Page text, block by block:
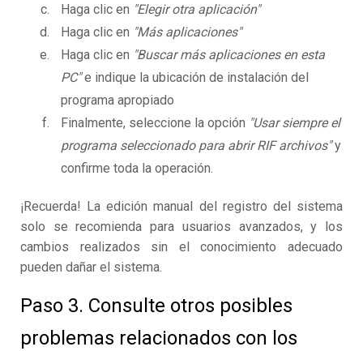
Haga clic en "Elegir otra aplicación"
Haga clic en "Más aplicaciones"
Haga clic en "Buscar más aplicaciones en esta
PC"e indique la ubicación de instalación del
programa apropiado
Finalmente, seleccione la opción "Usar siempre el
programa seleccionado para abrir RIF archivos"y
confirme toda la operación.
¡Recuerda! La edición manual del registro del sistema
solo se recomienda para usuarios avanzados, y los
cambios realizados sin el conocimiento adecuado
pueden dañar el sistema.
Paso 3. Consulte otros posibles
problemas relacionados con los